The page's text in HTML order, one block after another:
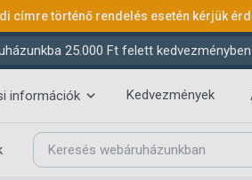
címre történő rendelés esetén kérjük
25.000 Ft felett
információk Kedvezmények